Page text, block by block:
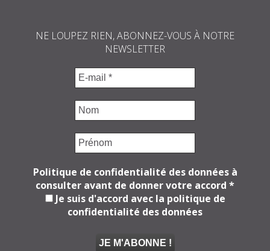
NE LOUPEZ RIEN, ABONNEZ-VOUS À NOTRE
NEWSLETTER
Politique de confidentialité des données à
consulter avant de donner votre accord *
Je suis d'accord avec la politique de
confidentialité des données